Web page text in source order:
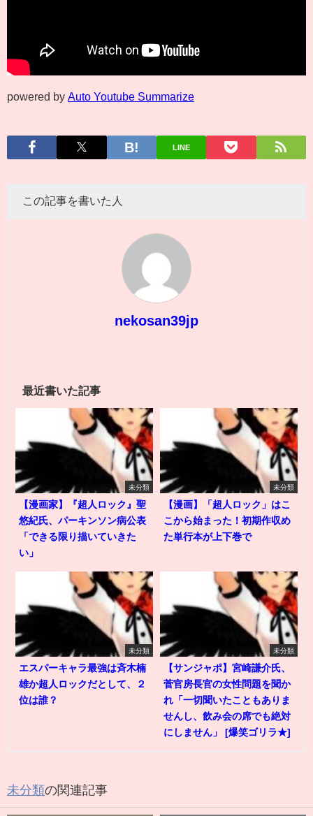
powered by Auto Youtube Summarize
LINE
この記事を書いた人
nekosan39jp
最近書いた記事
未分類
【漫画家】『超人ロック』聖
悠紀氏、パーキンソン病公表
「できる限り描いていきた
い」
未分類
【漫画】「超人ロック」はこ
こから始まった！初期作収め
た単行本が上下巻で
未分類
エスパーキャラ最強は斉木楠
雄か超人ロックだとして、２
位は誰？
未分類
【サンジャポ】宮崎謙介氏、
菅官房長官の女性問題を聞か
れ「一切聞いたこともありま
せんし、飲み会の席でも絶対
にしません」 [爆笑ゴリラ★]
未分類の関連記事